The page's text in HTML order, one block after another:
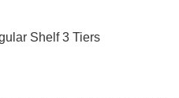
Shelf 3 Tiers